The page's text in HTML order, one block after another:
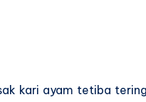
kari ayam tetiba